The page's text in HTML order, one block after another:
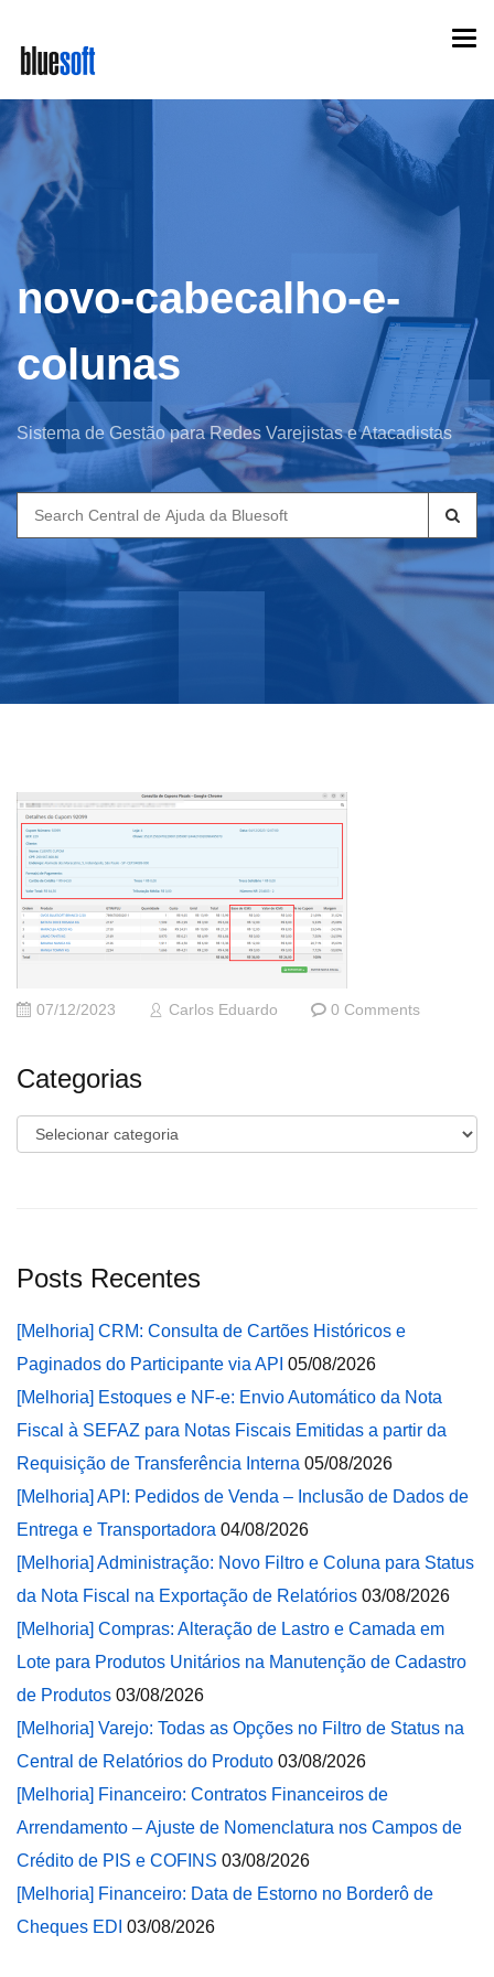
main
content
novo-cabecalho-e-
colunas
Sistema de Gestão para Redes Varejistas e Atacadistas
Search
for:
07/12/2023 Carlos Eduardo 0 Comments
Categorias
Categorias
Posts Recentes
[Melhoria] CRM: Consulta de Cartões Históricos e
Paginados do Participante via API 05/08/2026
[Melhoria] Estoques e NF-e: Envio Automático da Nota
Fiscal à SEFAZ para Notas Fiscais Emitidas a partir da
Requisição de Transferência Interna 05/08/2026
[Melhoria] API: Pedidos de Venda – Inclusão de Dados de
Entrega e Transportadora 04/08/2026
[Melhoria] Administração: Novo Filtro e Coluna para Status
da Nota Fiscal na Exportação de Relatórios 03/08/2026
[Melhoria] Compras: Alteração de Lastro e Camada em
Lote para Produtos Unitários na Manutenção de Cadastro
de Produtos 03/08/2026
[Melhoria] Varejo: Todas as Opções no Filtro de Status na
Central de Relatórios do Produto 03/08/2026
[Melhoria] Financeiro: Contratos Financeiros de
Arrendamento – Ajuste de Nomenclatura nos Campos de
Crédito de PIS e COFINS 03/08/2026
[Melhoria] Financeiro: Data de Estorno no Borderô de
Cheques EDI 03/08/2026